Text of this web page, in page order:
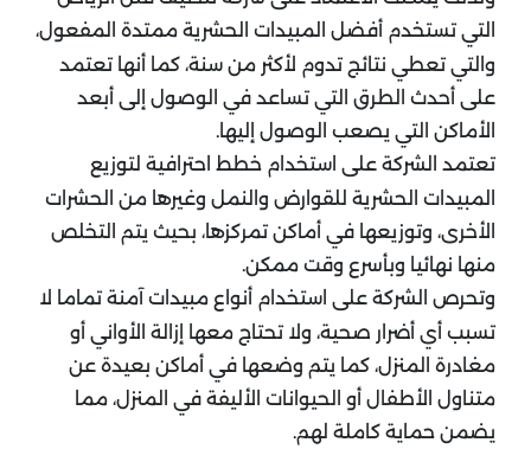
التي تستخدم أفضل المبيدات الحشرية ممتدة المفعول،
والتي تعطي نتائج تدوم لأكثر من سنة، كما أنها تعتمد
على أحدث الطرق التي تساعد في الوصول إلى أبعد
الأماكن التي يصعب الوصول إليها.
تعتمد الشركة على استخدام خطط احترافية لتوزيع
المبيدات الحشرية للقوارض والنمل وغيرها من الحشرات
الأخرى، وتوزيعها في أماكن تمركزها، بحيث يتم التخلص
منها نهائيا وبأسرع وقت ممكن.
وتحرص الشركة على استخدام أنواع مبيدات آمنة تماما لا
تسبب أي أضرار صحية، ولا تحتاج معها إزالة الأواني أو
مغادرة المنزل، كما يتم وضعها في أماكن بعيدة عن
متناول الأطفال أو الحيوانات الأليفة في المنزل، مما
يضمن حماية كاملة لهم.